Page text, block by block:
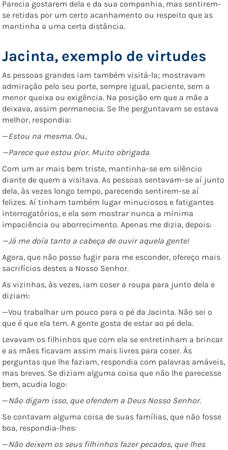
Parecia gostarem dela e da sua companhia, mas sentirem-
se retidas por um certo acanhamento ou respeito que as
mantinha a uma certa distância.
Jacinta, exemplo de virtudes
As pessoas grandes iam também visitá-la; mostravam
admiração pelo seu porte, sempre igual, paciente, sem a
menor queixa ou exigência. Na posição em que a mãe a
deixava, assim permanecia. Se lhe perguntavam se estava
melhor, respondia:
—Estou na mesma. Ou,
—Parece que estou pior. Muito obrigada.
Com um ar mais bem triste, mantinha-se em silêncio
diante de quem a visitava. As pessoas sentavam-se aí junto
dela, às vezes longo tempo, parecendo sentirem-se aí
felizes. Aí tinham também lugar minuciosos e fatigantes
interrogatórios, e ela sem mostrar nunca a mínima
impaciência ou aborrecimento. Apenas me dizia, depois:
—Já me doía tanto a cabeça de ouvir aquela gente!
Agora, que não posso fugir para me esconder, ofereço mais
sacrifícios destes a Nosso Senhor.
As vizinhas, às vezes, iam coser a roupa para junto dela e
diziam:
—Vou trabalhar um pouco para o pé da Jacinta. Não sei o
que é que ela tem. A gente gosta de estar ao pé dela.
Levavam os filhinhos que com ela se entretinham a brincar
e as mães ficavam assim mais livres para coser. Às
perguntas que lhe faziam, respondia com palavras amáveis,
mas breves. Se diziam alguma coisa que não lhe parecesse
bem, acudia logo:
—Não digam isso, que ofendem a Deus Nosso Senhor.
Se contavam alguma coisa de suas famílias, que não fosse
boa, respondia-lhes:
—Não deixem os seus filhinhos fazer pecados, que lhes